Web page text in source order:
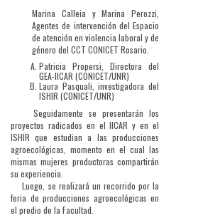
Marina Calleia y Marina Perozzi,
Agentes de intervención del Espacio
de atención en violencia laboral y de
género del CCT CONICET Rosario.
Patricia Propersi, Directora del
GEA-IICAR (CONICET/UNR)
Laura Pasquali, investigadora del
ISHIR (CONICET/UNR)
Seguidamente se presentarán los
proyectos radicados en el IICAR y en el
ISHIR que estudian a las producciones
agroecológicas, momento en el cual las
mismas mujeres productoras compartirán
su experiencia.
Luego, se realizará un recorrido por la
feria de producciones agroecológicas en
el predio de la Facultad.